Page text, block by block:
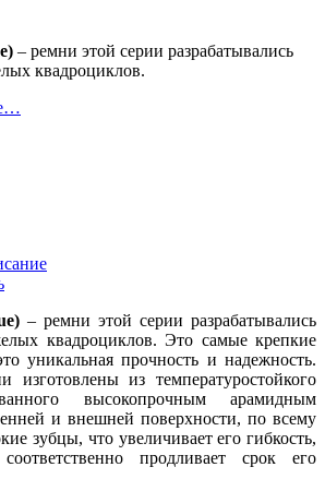
– ремни этой серии разрабатывались
квадроциклов.
– ремни этой серии разрабатывались
квадроциклов. Это самые крепкие
уникальная прочность и надежность.
изготовлены из температуростойкого
высокопрочным арамидным
и внешней поверхности, по всему
зубцы, что увеличивает его гибкость,
продливает срок его